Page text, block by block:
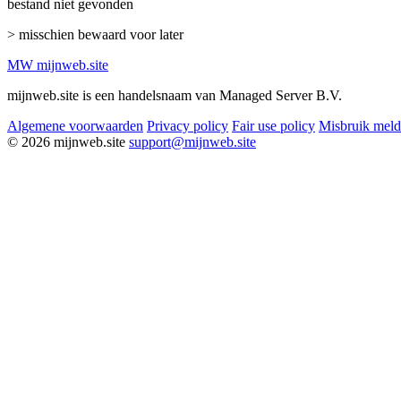
bestand niet gevonden
> misschien bewaard voor later
MW mijnweb.site
mijnweb.site is een handelsnaam van Managed Server B.V.
Algemene voorwaarden Privacy policy Fair use policy Misbruik
© 2026 mijnweb.site support@mijnweb.site